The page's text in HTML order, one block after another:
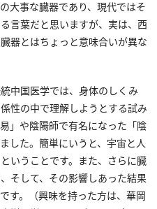
大事な臓器であり、現代ではそ
言葉だと思いますが、実は、西
器とはちょっと意味合いが異な
中国医学では、身体のしくみ
性の中で理解しようとする試み
」や陰陽師で有名になった「陰
した。簡単にいうと、宇宙と人
いうことです。また、さらに臓
そして、その影響しあった結果
す。（興味を持った方は、華岡